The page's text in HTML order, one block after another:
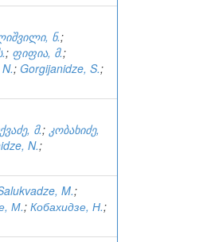
ნ.;
; ფიფია, მ.;
; Gorgijanidze, S.;
მ.; კობახიძე,
N.;
M.;
М.; Кобахидзе, Н.;